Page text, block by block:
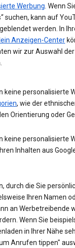
Werbung . Wenn
suchen, kann auf
werden. In
Anzeigen-Center
wir zur Auswahl
keine personalisierte
, wie der
Orientierung oder
keine personalisierte
Inhalten aus
durch die Sie
Ihren Namen
an Werbetreibende
Wenn Sie
in Ihrer Nähe
Anrufen tippen"